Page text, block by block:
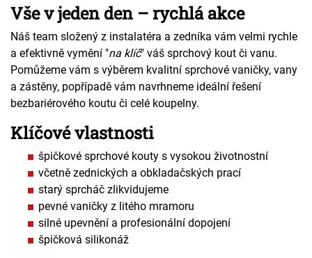
Vše v jeden den – rychlá akce
Náš team složený z instalatéra a zedníka vám velmi rychle
a efektivně vymění "na klíč" váš sprchový kout či vanu.
Pomůžeme vám s výběrem kvalitní sprchové vaničky, vany
a zástěny, popřípadě vám navrhneme ideální řešení
bezbariérového koutu či celé koupelny.
Klíčové vlastnosti
špičkové sprchové kouty s vysokou životnostní
včetně zednických a obkladačských prací
starý sprcháč zlikvidujeme
pevné vaničky z litého mramoru
silné upevnění a profesionální dopojení
špičková silikonáž